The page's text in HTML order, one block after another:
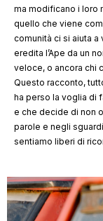
ma modificano i loro
quello che viene
comunità ci si aiuta a
eredita l’Ape da un
veloce, o ancora chi
Questo racconto,
ha perso la voglia di
e che decide di non
parole e negli
sentiamo liberi di